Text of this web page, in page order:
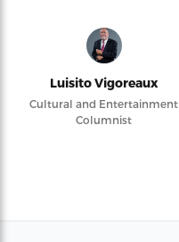
Luisito Vigoreaux
Cultural and Entertainment
Columnist